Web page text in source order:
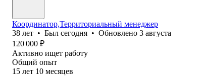
Координатор,Территориальный менеджер
38 лет • Был сегодня • Обновлено 3 августа
120 000 ₽
Активно ищет работу
Общий опыт
15 лет 10 месяцев